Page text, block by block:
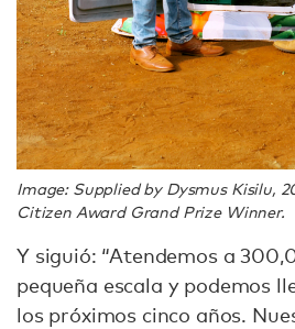
Image: Supplied by Dysmus Kisilu,
Citizen Award Grand Prize Winner.
Y siguió: “Atendemos a
pequeña escala y podemos
los próximos cinco años.